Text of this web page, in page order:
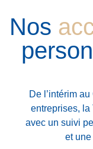
Nos
De l’intérim
entreprises, la
avec un suivi
et